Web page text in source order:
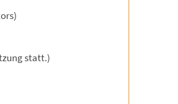
statt.)